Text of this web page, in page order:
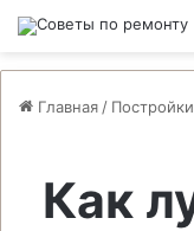
Главная / Постройки
Как